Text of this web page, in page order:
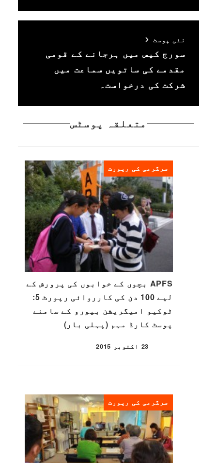
نئی پوسٹ
سورج کیس میں ہرجانے کے قومی
مقدمے کی ساتویں سماعت میں
شرکت کی درخواست۔
متعلقہ پوسٹس
سرگرمی کی رپورٹ
APFS بچوں کے خوابوں کی پرورش کے
لیے 100 دن کی کارروائی رپورٹ 5:
ٹوکیو امیگریشن بیورو کے سامنے
پوسٹ کارڈ مہم (پہلی بار)
شائع شدہ
23 اکتوبر 2015
سرگرمی کی رپورٹ